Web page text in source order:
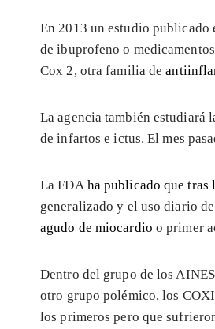
En 2013 un estudio
de ibuprofeno o
Cox 2, otra familia de
La agencia también estudiará
de infartos e ictus. El mes
La FDA ha publicado que
generalizado y el uso diario
agudo de miocardio o primer
Dentro del grupo de los
otro grupo polémico, los
los primeros pero que